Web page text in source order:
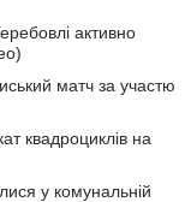
активно
матч за участю
квадроциклів на
у комунальній